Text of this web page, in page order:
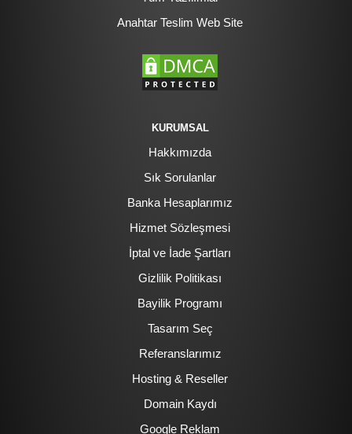
Anahtar Teslim Web Site
KURUMSAL
Hakkımızda
Sık Sorulanlar
Banka Hesaplarımız
Hizmet Sözleşmesi
İptal ve İade Şartları
Gizlilik Politikası
Bayilik Programı
Tasarım Seç
Referanslarımız
Hosting & Reseller
Domain Kaydı
Google Reklam